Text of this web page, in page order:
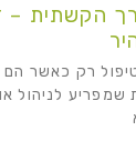
הקשתית –
רק כאשר הם
שמפריע לניהול